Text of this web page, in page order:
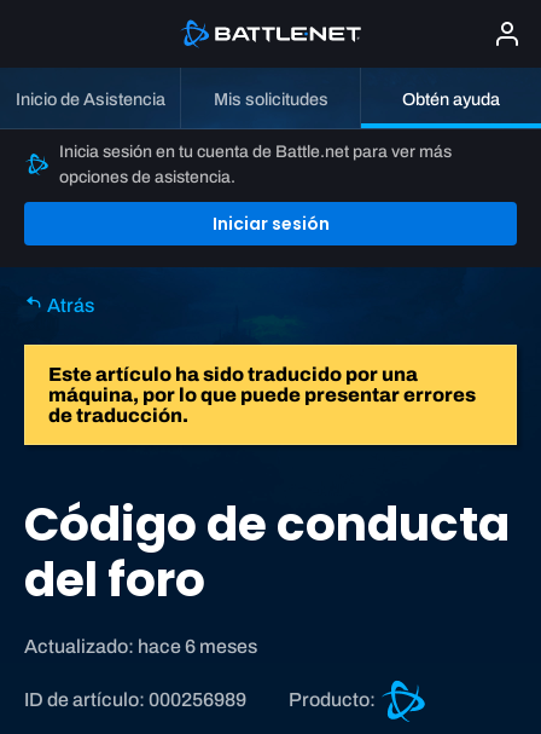
Inicio de Asistencia Mis solicitudes Obtén ayuda
Inicia sesión en tu cuenta de Battle.net para ver más
opciones de asistencia.
Iniciar sesión
Atrás
Este artículo ha sido traducido por una
máquina, por lo que puede presentar errores
de traducción.
Código de conducta
del foro
Actualizado: hace 6 meses
ID de artículo: 000256989 Producto: